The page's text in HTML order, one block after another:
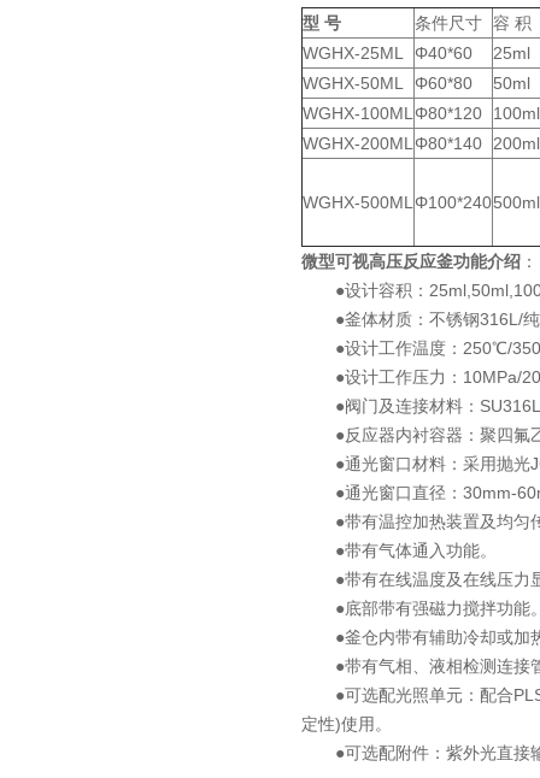
型 号 条件尺寸 容 积
WGHX-25ML
Φ40*60
25ml
WGHX-50ML
Φ60*80
50ml
WGHX-100ML Φ80*120
100ml
WGHX-200ML Φ80*140 200ml
WGHX-500ML Φ100*240500ml
微型可视高压反应釜功能介绍 ：
●设计容积：
●釜体材质：不锈钢316L/纯
●设计工作温度：250℃/
●设计工作压力：10MPa/
●阀门及连接材料：
●反应器内衬容器：聚四氟
●通光窗口材料：采用抛光
●通光窗口直径：30mm-
●带有温控加热装置及均匀
●带有气体通入功能。
●带有在线温度及在线压力
●底部带有强磁力搅拌功能
●釜仓内带有辅助冷却或加
●带有气相、液相检测连接
●可选配光照单元：配合
定性)使用。
●可选配附件：紫外光直接